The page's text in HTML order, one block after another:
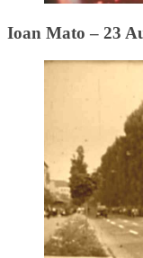
Ioan Mato – 23